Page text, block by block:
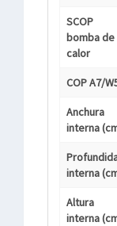
SCOP
bomba de
calor
COP A7/
Anchura
interna
interna
Altura
interna